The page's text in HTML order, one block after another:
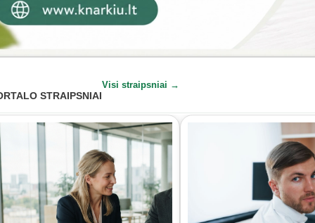
STRAIPSNIAI
Visi straipsniai →